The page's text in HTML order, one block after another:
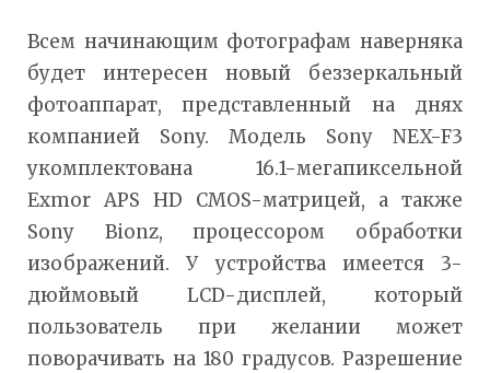
Всем начинающим фотографам наверняка
будет интересен новый беззеркальный
фотоаппарат, представленный на днях
компанией Sony. Модель Sony NEX-F3
укомплектована 16.1-мегапиксельной
Exmor APS HD CMOS-матрицей, а также
Sony Bionz, процессором обработки
изображений. У устройства имеется 3-
дюймовый LCD-дисплей, который
пользователь при желании может
поворачивать на 180 градусов. Разрешение